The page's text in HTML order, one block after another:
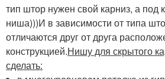
тип штор нужен свой карниз, а под
ниша)))И в зависимости от типа
отличаются друг от друга
конструкцией.Нишу для скрытого
сделать: